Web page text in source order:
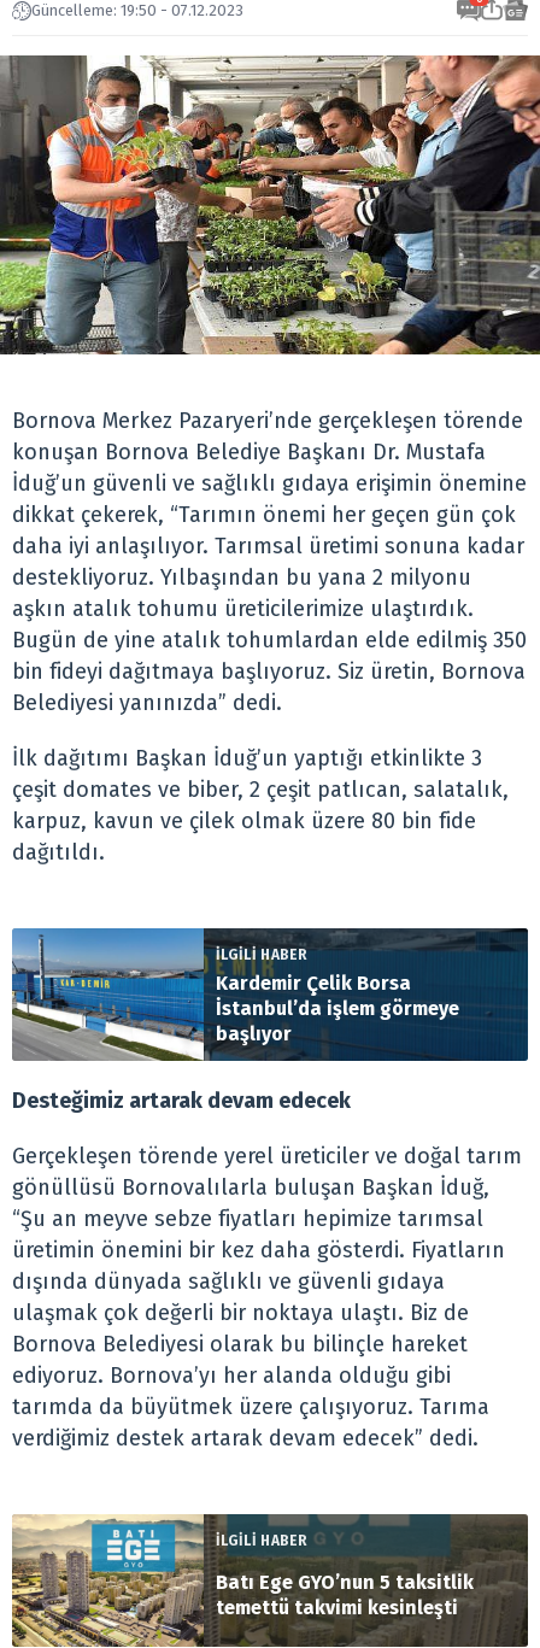
Güncelleme: 19:50 - 07.12.2023
Bornova Merkez Pazaryeri’nde gerçekleşen törende
konuşan Bornova Belediye Başkanı Dr. Mustafa
İduğ’un güvenli ve sağlıklı gıdaya erişimin önemine
dikkat çekerek, “Tarımın önemi her geçen gün çok
daha iyi anlaşılıyor. Tarımsal üretimi sonuna kadar
destekliyoruz. Yılbaşından bu yana 2 milyonu
aşkın atalık tohumu üreticilerimize ulaştırdık.
Bugün de yine atalık tohumlardan elde edilmiş 350
bin fideyi dağıtmaya başlıyoruz. Siz üretin, Bornova
Belediyesi yanınızda” dedi.
İlk dağıtımı Başkan İduğ’un yaptığı etkinlikte 3
çeşit domates ve biber, 2 çeşit patlıcan, salatalık,
karpuz, kavun ve çilek olmak üzere 80 bin fide
dağıtıldı.
İLGİLİ HABER
Kardemir Çelik Borsa
İstanbul’da işlem görmeye
başlıyor
Desteğimiz artarak devam edecek
Gerçekleşen törende yerel üreticiler ve doğal tarım
gönüllüsü Bornovalılarla buluşan Başkan İduğ,
“Şu an meyve sebze fiyatları hepimize tarımsal
üretimin önemini bir kez daha gösterdi. Fiyatların
dışında dünyada sağlıklı ve güvenli gıdaya
ulaşmak çok değerli bir noktaya ulaştı. Biz de
Bornova Belediyesi olarak bu bilinçle hareket
ediyoruz. Bornova’yı her alanda olduğu gibi
tarımda da büyütmek üzere çalışıyoruz. Tarıma
verdiğimiz destek artarak devam edecek” dedi.
İLGİLİ HABER
Batı Ege GYO’nun 5 taksitlik
temettü takvimi kesinleşti